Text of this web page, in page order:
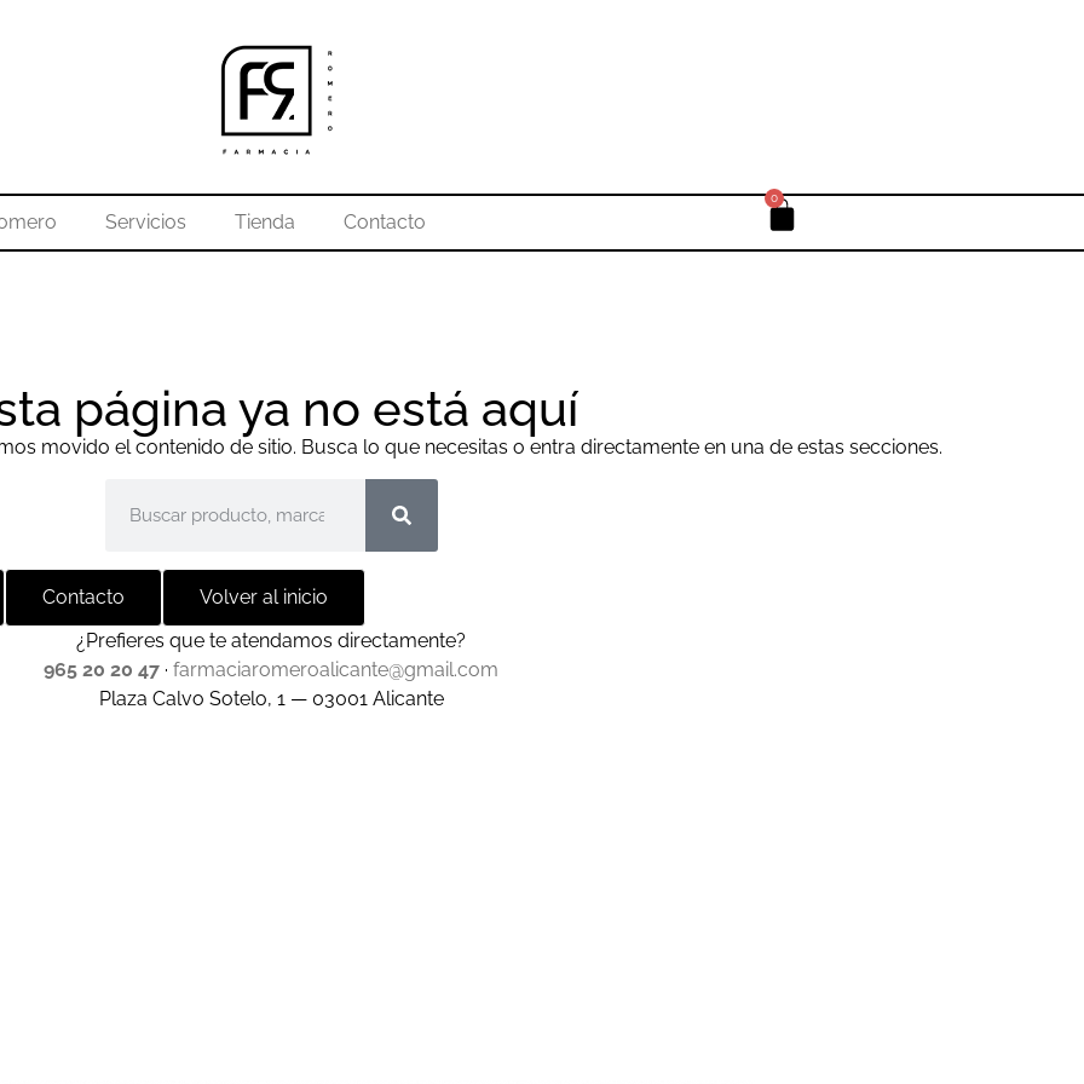
Servicios Tienda Contacto
0
página ya no está aquí
movido el contenido de sitio. Busca lo que necesitas o entra directamente en una de estas secciones.
Contacto
Volver al inicio
¿Prefieres que te atendamos directamente?
965 20 20 47 · farmaciaromeroalicante@gmail.com
Plaza Calvo Sotelo, 1 — 03001 Alicante